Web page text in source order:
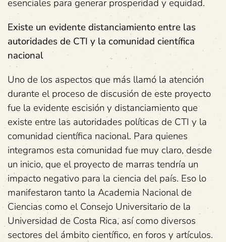
esenciales para generar prosperidad y equidad.
Existe un evidente distanciamiento entre las
autoridades de CTI y la comunidad científica
nacional
Uno de los aspectos que más llamó la atención
durante el proceso de discusión de este proyecto
fue la evidente escisión y distanciamiento que
existe entre las autoridades políticas de CTI y la
comunidad científica nacional. Para quienes
integramos esta comunidad fue muy claro, desde
un inicio, que el proyecto de marras tendría un
impacto negativo para la ciencia del país. Eso lo
manifestaron tanto la Academia Nacional de
Ciencias como el Consejo Universitario de la
Universidad de Costa Rica, así como diversos
sectores del ámbito científico, en foros y artículos.